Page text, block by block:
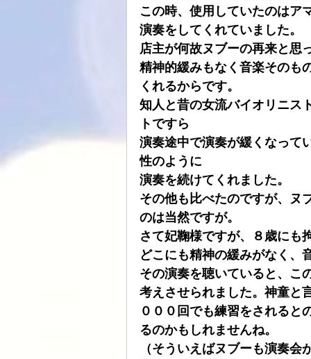
この時、使用していたのはア
演奏をしてくれていました。
店主が何故ヌブーの再来と思
精神的緩みもなく音楽そのも
くれるからです。
知人と昔の女流バイオリニス
トですら
演奏途中で演奏が緩くなって
性のように
演奏を続けてくれました。
その他も比べたのですが、ヌ
のは当然ですが。
さて妃鞠様ですが、８歳にも
どこにも精神の緩みがなく、
その演奏を聴いていると、こ
考えさせられました。神童と
０００回でも練習をされると
るのかもしれませんね。
（そういえばヌブーも演奏